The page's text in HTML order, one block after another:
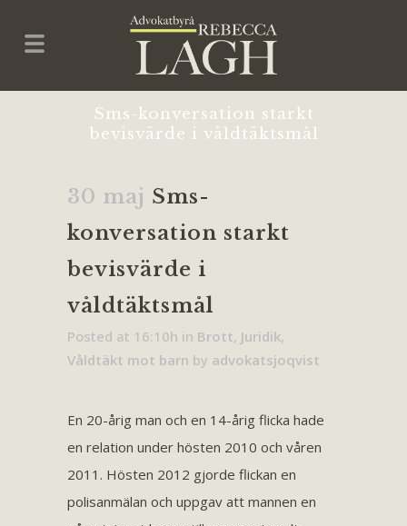
Sms-konversation starkt
bevisvärde i våldtäktsmål
30 maj Sms-
konversation starkt
bevisvärde i
våldtäktsmål
Posted at 16:10h in Brott, Juridik,
Våldtäkt mot barn by advokatsjoqvist
En 20-årig man och en 14-årig flicka hade
en relation under hösten 2010 och våren
2011. Hösten 2012 gjorde flickan en
polisanmälan och uppgav att mannen en